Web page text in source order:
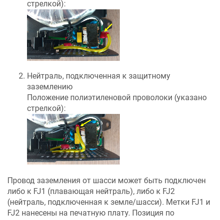
стрелкой):
Нейтраль, подключенная к защитному
заземлению
Положение полиэтиленовой проволоки (указано
стрелкой):
Провод заземления от шасси может быть подключен
либо к FJ1 (плавающая нейтраль), либо к FJ2
(нейтраль, подключенная к земле/шасси). Метки FJ1 и
FJ2 нанесены на печатную плату. Позиция по